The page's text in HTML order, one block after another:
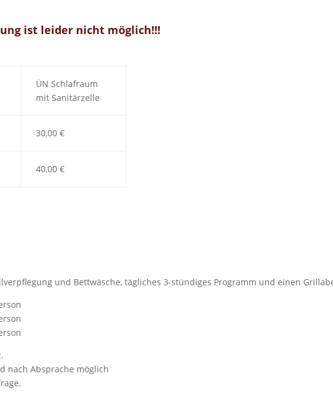
ist leider nicht möglich!!!
ÜN Schlafraum
mit Sanitärzelle
30,00 €
40,00 €
und Bettwäsche, tägliches 3-stündiges Programm und einen
nach Absprache möglich